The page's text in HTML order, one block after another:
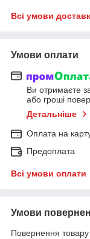
Всі умови
Умови оплати
Ви отримаєте
або гроші
Детальніше
Оплата на
Предоплата
Всі умови оплати
Умови
Повернення